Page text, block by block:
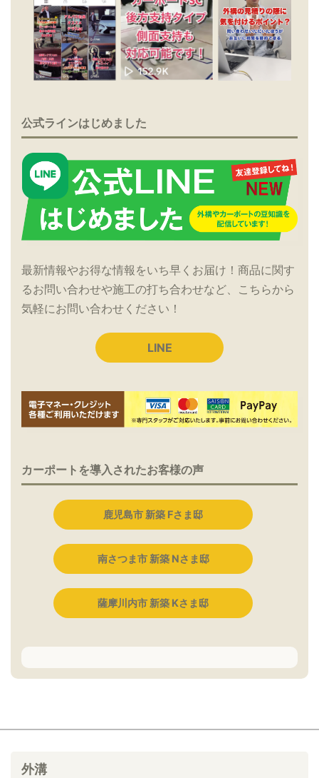
公式ラインはじめました
最新情報やお得な情報をいち早くお届け！商品に関す
るお問い合わせや施工の打ち合わせなど、こちらから
気軽にお問い合わせください！
LINE
カーポートを導入されたお客様の声
鹿児島市 新築 Fさま邸
南さつま市 新築 Nさま邸
薩摩川内市 新築 Kさま邸
外溝